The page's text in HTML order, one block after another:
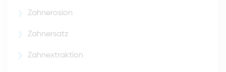
Zahnerosion
Zahnersatz
Zahnextraktion